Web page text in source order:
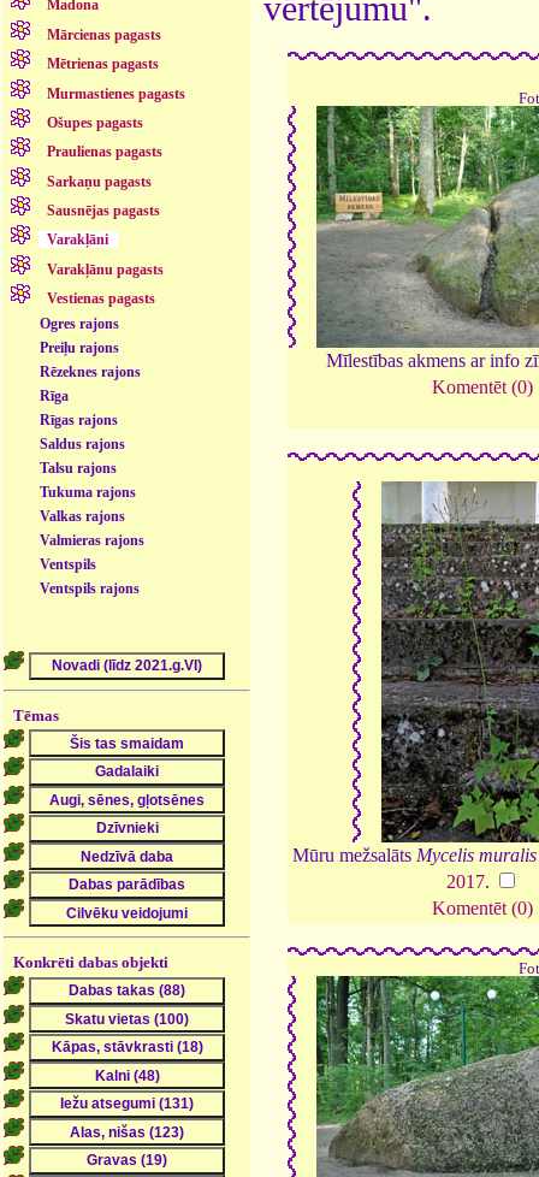
Madona
Mārcienas pagasts
Mētrienas pagasts
Murmastienes pagasts
Ošupes pagasts
Praulienas pagasts
Sarkaņu pagasts
Sausnējas pagasts
Varakļāni
Varakļānu pagasts
Vestienas pagasts
Ogres rajons
Preiļu rajons
Rēzeknes rajons
Rīga
Rīgas rajons
Saldus rajons
Talsu rajons
Tukuma rajons
Valkas rajons
Valmieras rajons
Ventspils
Ventspils rajons
Tēmas
Konkrēti dabas objekti
vērtējumu".
Mīlestības akmens ar info
Komentēt (0)
Mūru mežsalāts Mycelis muralis
2017.
Komentēt (0)